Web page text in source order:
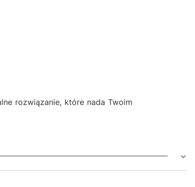
rozwiązanie, które nada Twoim